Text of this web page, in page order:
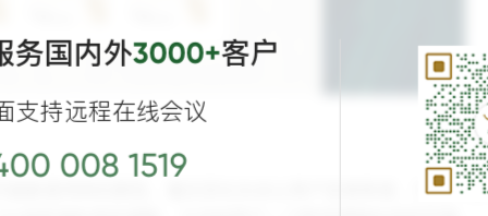
都是同样的颜色，毫无变化也会让用户觉得单调、乏味，没
务国内外3000+客户
支持远程在线会议
008 1519